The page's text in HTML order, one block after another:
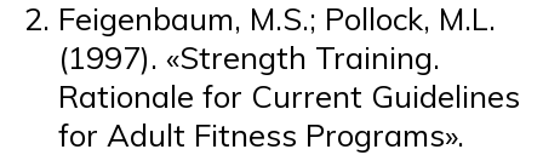
Feigenbaum, M.S.; Pollock, M.L.
(1997). «Strength Training.
Rationale for Current Guidelines
for Adult Fitness Programs».